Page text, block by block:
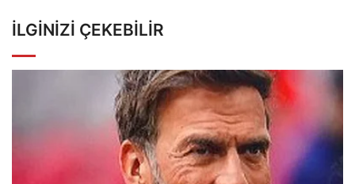
İLGINIZI ÇEKEBILIR